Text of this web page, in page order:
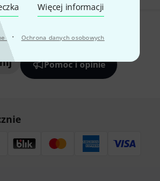
Więcej informacji
· Ochrona danych osobowych
Ci się to co widzisz?
Pomoc i opinie